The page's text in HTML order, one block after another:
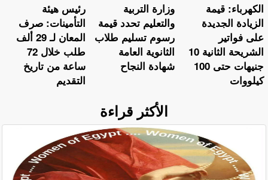
رئيس هيئة
التأمينات: صرف
المعان لـ 29 ألف
طلب خلال 72
ساعة من تاريخ
التقديم
وزارة التربية
والتعليم تحدد قيمة
رسوم تسليم طلاب
الثانوية العامة
شهادة النجاح
الكهرباء: قيمة
الزيادة الجديدة
على فواتير
الشريحة الثانية 10
جنيهات حتى 100
كيلووات
الأكثر قراءة